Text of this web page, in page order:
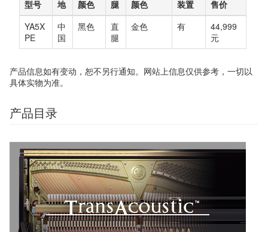
型号
地
颜色
腿
颜色
装置
售价
YA5X
PE
中
国
黑色
直
腿
金色 有
44,999
元
产品信息如有变动，恕不另行通知。网站上信息仅供参考，一切以
具体实物为准。
产品目录